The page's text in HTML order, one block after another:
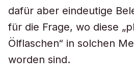
dafür aber eindeutige
für die Frage, wo diese
Ölflaschen“ in solchen
worden sind.